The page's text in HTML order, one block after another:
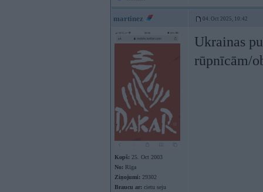
martinez 04. Oct 2025, 10:42
Kopš: 25. Oct 2003
No: Rīga
Ziņojumi: 29302
Braucu ar: cietu seju
Ukrainas
rūpnīcām/